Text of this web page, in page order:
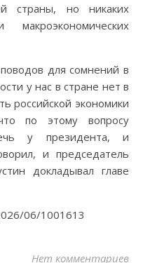
страны, но никаких
для сомнений в
у нас в стране нет в
российской экономики
по этому вопросу
у президента, и
и председатель
докладывал главе
06/1001613
Нет комментариев